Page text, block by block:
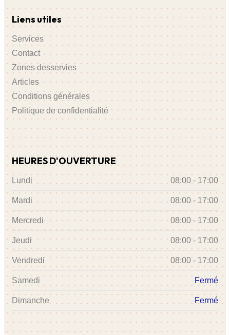
Liens utiles
Services
Contact
Zones desservies
Articles
Conditions générales
Politique de confidentialité
HEURES D'OUVERTURE
Lundi 08:00 - 17:00
Mardi 08:00 - 17:00
Mercredi 08:00 - 17:00
Jeudi 08:00 - 17:00
Vendredi 08:00 - 17:00
Samedi Fermé
Dimanche Fermé